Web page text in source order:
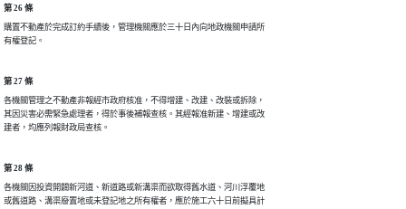
第 26 條
購置不動產於完成訂約手續後，管理機關應於三十日內向地政機關申請所
有權登記。
第 27 條
各機關管理之不動產非報經市政府核准，不得增建、改建、改裝或拆除，
其因災害必需緊急處理者，得於事後補報查核。其經報准新建、增建或改
建者，均應列報財政局查核。
第 28 條
各機關因投資開闢新河道、新道路或新溝渠而欲取得舊水道、河川浮覆地
或舊道路、溝渠廢置地或未登記地之所有權者，應於施工六十日前擬具計